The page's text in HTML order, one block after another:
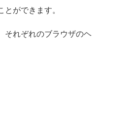
ができます。
それぞれのブラウザのヘ